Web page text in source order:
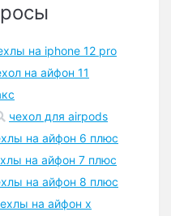
на iphone 12 pro
на айфон 11
чехол для airpods
на айфон 6 плюс
на айфон 7 плюс
на айфон 8 плюс
на айфон x